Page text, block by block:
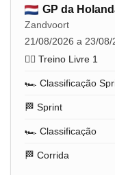
GP da
Zandvoort
21/08/2026 a 23/08/
🏋️‍♂️ Treino Livre 1
🏎️ Classificação
🏁 Sprint
🏎️ Classificação
🏁 Corrida